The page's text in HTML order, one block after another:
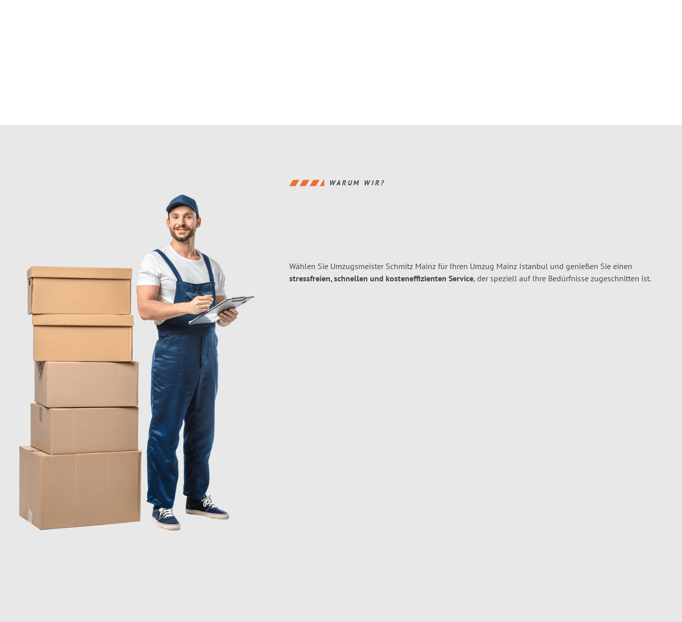
WARUM WIR?
Wählen Sie Umzugsmeister Schmitz Mainz für Ihren Umzug Mainz Istanbul und genießen Sie einen
stressfreien, schnellen und kosteneffizienten Service, der speziell auf Ihre Bedürfnisse zugeschnitten ist.